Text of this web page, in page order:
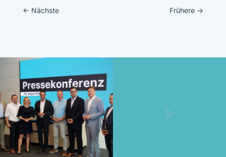
← Nächste Frühere →